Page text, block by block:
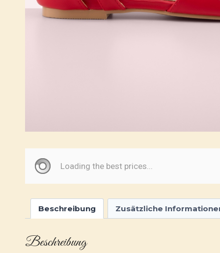
Beschreibung Zusätzliche
Beschreibung